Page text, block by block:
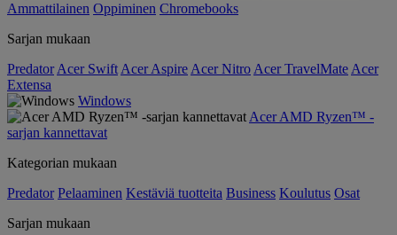
Ammattilainen Oppiminen Chromebooks
Sarjan mukaan
Predator Acer Swift Acer Aspire Acer Nitro Acer TravelMate Acer
Extensa
Windows
Acer AMD Ryzen™ -
sarjan kannettavat
Kategorian mukaan
Predator Pelaaminen Kestäviä tuotteita Business Koulutus Osat
Sarjan mukaan